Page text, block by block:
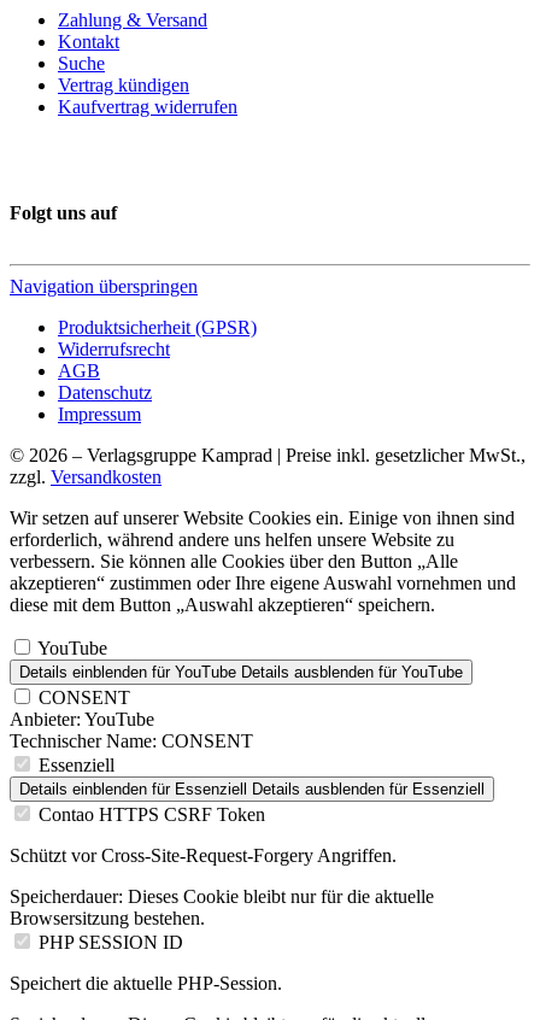
Zahlung & Versand
Kontakt
Suche
Vertrag kündigen
Kaufvertrag widerrufen
Folgt uns auf
Navigation überspringen
Produktsicherheit (GPSR)
Widerrufsrecht
AGB
Datenschutz
Impressum
© 2026 – Verlagsgruppe Kamprad | Preise inkl. gesetzlicher MwSt.,
zzgl. Versandkosten
Wir setzen auf unserer Website Cookies ein. Einige von ihnen sind
erforderlich, während andere uns helfen unsere Website zu
verbessern. Sie können alle Cookies über den Button „Alle
akzeptieren“ zustimmen oder Ihre eigene Auswahl vornehmen und
diese mit dem Button „Auswahl akzeptieren“ speichern.
YouTube
Details einblenden für YouTube Details ausblenden für YouTube
CONSENT
Anbieter: YouTube
Technischer Name: CONSENT
Essenziell
Details einblenden für Essenziell Details ausblenden für Essenziell
Contao HTTPS CSRF Token
Schützt vor Cross-Site-Request-Forgery Angriffen.
Speicherdauer: Dieses Cookie bleibt nur für die aktuelle
Browsersitzung bestehen.
PHP SESSION ID
Speichert die aktuelle PHP-Session.